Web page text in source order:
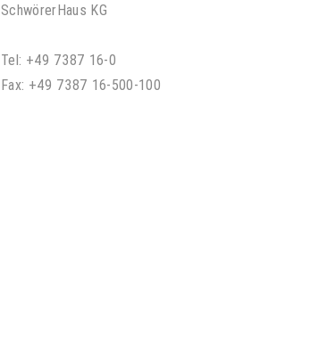
SchwörerHaus KG
Tel: +49 7387 16-0
Fax: +49 7387 16-500-100